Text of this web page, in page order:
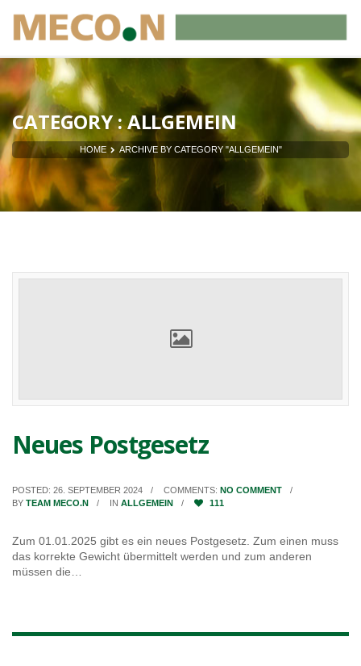
CATEGORY : ALLGEMEIN
HOME ARCHIVE BY CATEGORY "ALLGEMEIN"
Neues Postgesetz
POSTED: 26. SEPTEMBER 2024 COMMENTS: NO COMMENT
BY TEAM MECO.N IN ALLGEMEIN 111
Zum 01.01.2025 gibt es ein neues Postgesetz. Zum einen muss
das korrekte Gewicht übermittelt werden und zum anderen
müssen die…